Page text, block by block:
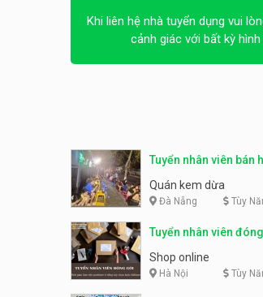
Khi liên hệ nhà tuyển dụng vui
cảnh giác với bất kỳ
Tuyển nhân viên bán
Quán kem dừa
Đà Nẵng Tùy
Tuyển nhân viên
fulltime
Shop online
Hà Nội Tùy